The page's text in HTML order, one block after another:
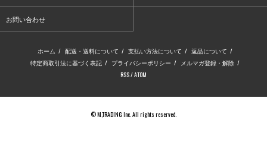
お問い合わせ
ホーム / 配送・送料について / 支払い方法について / 返品について /
特定商取引法に基づく表記 / プライバシーポリシー / メルマガ登録・解除 /
RSS/ATOM
© M,TRADING Inc. All rights reserved.